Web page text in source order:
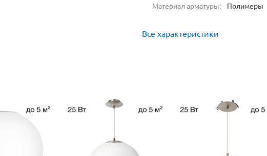
Материал арматуры:
Полимеры
Все характеристики